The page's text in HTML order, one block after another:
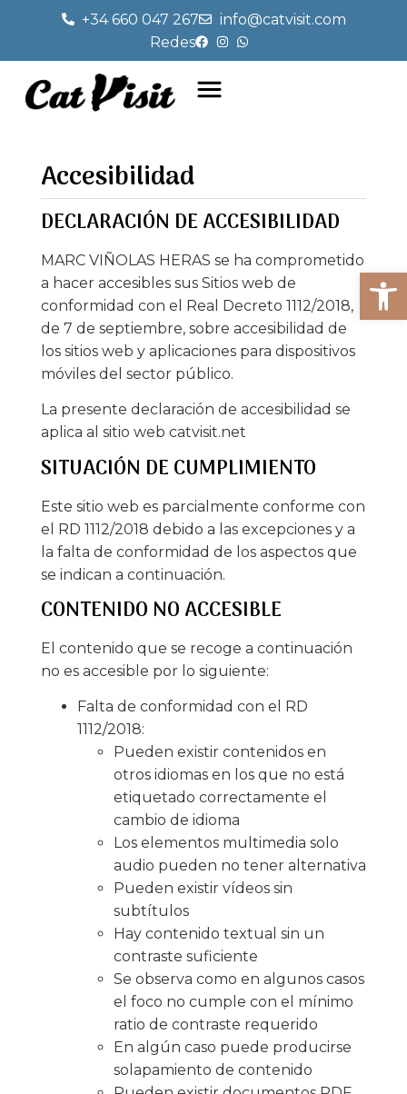
+34 660 047 267
info@catvisit.com
Redes
Accesibilidad
DECLARACIÓN DE ACCESIBILIDAD
MARC VIÑOLAS HERAS se ha comprometido
a hacer accesibles sus Sitios web de
conformidad con el Real Decreto 1112/2018,
de 7 de septiembre, sobre accesibilidad de
los sitios web y aplicaciones para dispositivos
móviles del sector público.
La presente declaración de accesibilidad se
aplica al sitio web catvisit.net
SITUACIÓN DE CUMPLIMIENTO
Este sitio web es parcialmente conforme con
el RD 1112/2018 debido a las excepciones y a
la falta de conformidad de los aspectos que
se indican a continuación.
CONTENIDO NO ACCESIBLE
El contenido que se recoge a continuación
no es accesible por lo siguiente:
Falta de conformidad con el RD
1112/2018:
Pueden existir contenidos en
otros idiomas en los que no está
etiquetado correctamente el
cambio de idioma
Los elementos multimedia solo
audio pueden no tener alternativa
Pueden existir vídeos sin
subtítulos
Hay contenido textual sin un
contraste suficiente
Se observa como en algunos casos
el foco no cumple con el mínimo
ratio de contraste requerido
En algún caso puede producirse
solapamiento de contenido